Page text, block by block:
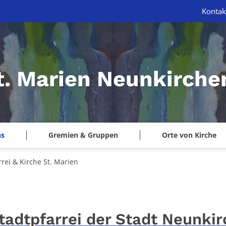
Marien
Gremien & Gruppen Orte von Kirche
& Kirche St. Marien
der Stadt